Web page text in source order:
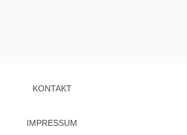
KONTAKT
IMPRESSUM